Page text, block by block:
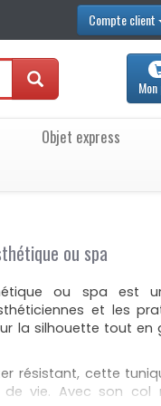
Compte client
Mon
Objet express
ou spa
ou spa est
et les
la silhouette tout en
résistant, cette
de vie. Avec son